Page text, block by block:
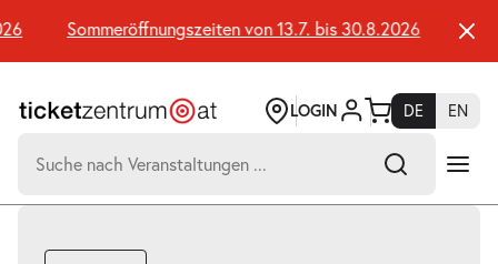
Seiteninhalt
springen
Sommeröffnungszeiten von 13.7. bis 30.8.2026
LOGIN DE
EN
nach:
Suchtreffer: